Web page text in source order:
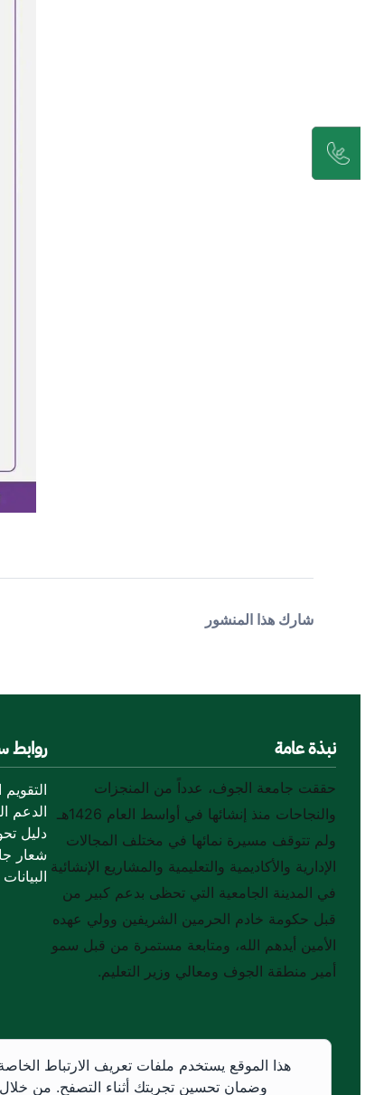
شارك هذا المنشور
نبذة عامة
حققت جامعة الجوف، عدداً من المنجزات
والنجاحات منذ إنشائها في أواسط العام 1426هـ
ولم تتوقف مسيرة نمائها في مختلف المجالات
الإدارية والأكاديمية والتعليمية والمشاريع الإنشائية
في المدينة الجامعية التي تحظى بدعم كبير من
قبل حكومة خادم الحرمين الشريفين وولي عهده
الأمين أيدهم الله، ومتابعة مستمرة من قبل سمو
أمير منطقة الجوف ومعالي وزير التعليم.
روابط
التقويم
الدعم
دليل
شعار
هذا الموقع يستخدم ملفات تعريف الارتباط
وضمان تحسين تجربتك أثناء التصفح. من